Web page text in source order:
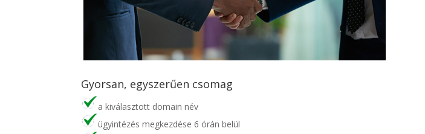
Gyorsan, egyszerűen csomag
a kiválasztott domain név
ügyintézés megkezdése 6 órán belül